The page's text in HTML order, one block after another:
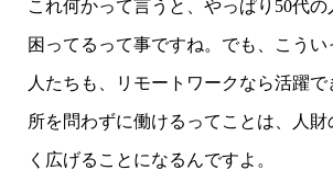
これ何かって言うと、やっぱり50代の
困ってるって事ですね。でも、こう
人たちも、リモートワークなら活躍
所を問わずに働けるってことは、人財
く広げることになるんですよ。